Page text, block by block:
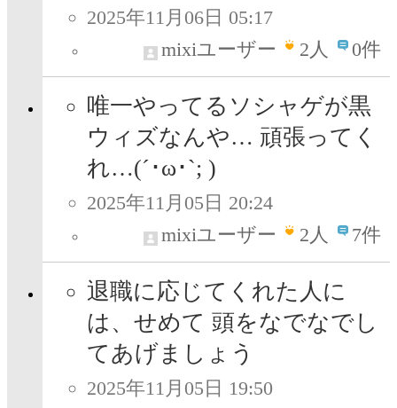
2025年11月06日 05:17
mixiユーザー
2人 0件
唯一やってるソシャゲが黒
ウィズなんや… 頑張ってく
れ…(´･ω･`; )
2025年11月05日 20:24
mixiユーザー
2人 7件
退職に応じてくれた人に
は、せめて 頭をなでなでし
てあげましょう
2025年11月05日 19:50